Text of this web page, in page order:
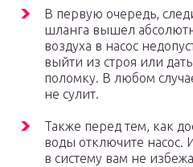
В первую очередь,
шланга вышел
воздуха в насос
выйти из строя или
поломку. В любом
не сулит.
Также перед тем, как
воды отключите насос.
в систему вам не